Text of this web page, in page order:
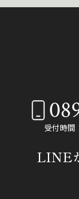
受付時間
LINE